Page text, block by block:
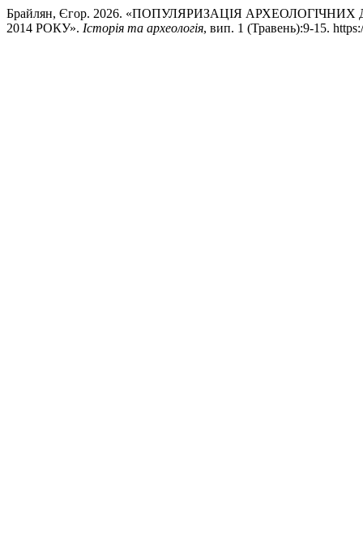
Брайлян, Єгор. 2026. «ПОПУЛЯРИЗАЦІЯ
2014 РОКУ». Історія та археологія, вип. 1 (Травень):9-15.